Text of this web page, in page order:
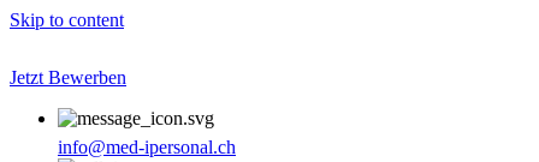
Skip to content
Jetzt Bewerben
info@med-ipersonal.ch